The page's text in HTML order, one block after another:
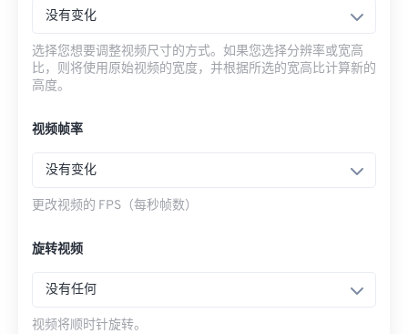
没有变化
选择您想要调整视频尺寸的方式。如果您选择分辨率或宽高
比，则将使用原始视频的宽度，并根据所选的宽高比计算新的
高度。
视频帧率
没有变化
更改视频的 FPS（每秒帧数）
旋转视频
没有任何
视频将顺时针旋转。